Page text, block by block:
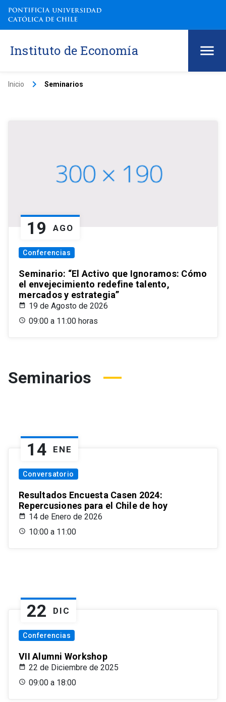
Instituto de Economía
Inicio keyboard_arrow_right Seminarios
19 AGO
Conferencias
Seminario: “El Activo que Ignoramos: Cómo
el envejecimiento redefine talento,
mercados y estrategia”
19 de Agosto de 2026
09:00 a 11:00 horas
Seminarios
14 ENE
Conversatorio
Resultados Encuesta Casen 2024:
Repercusiones para el Chile de hoy
14 de Enero de 2026
10:00 a 11:00
22 DIC
Conferencias
VII Alumni Workshop
22 de Diciembre de 2025
09:00 a 18:00